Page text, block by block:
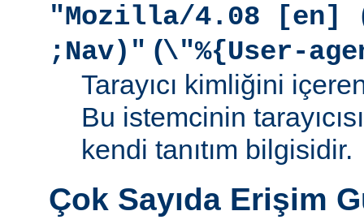
"Mozilla/4.08 [en]
;Nav)" (\"%{User-
Tarayıcı kimliğini
Bu istemcinin
kendi tanıtım bilgisidir.
Çok Sayıda Erişim